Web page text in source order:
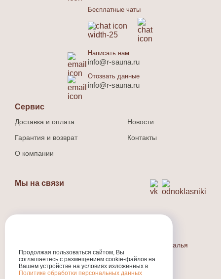
Бесплатные чаты
Написать нам
info@r-sauna.ru
Отозвать данные
info@r-sauna.ru
Сервис
Доставка и оплата
Гарантия и возврат
О компании
Новости
Контакты
Мы на связи
Индивидуальный предприниматель Людина Наталья
Валерьевна
ИНН:301710573800
ОГРНИП:324774600318231
Продолжая пользоваться сайтом, Вы
соглашаетесь с размещением cookie-файлов на
Вашем устройстве на условиях изложенных в
Политике обработки персональных данных